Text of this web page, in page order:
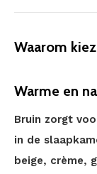
Waarom
Warme en
Bruin zorgt
in de
beige, crème,